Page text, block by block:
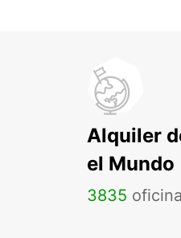
Alquiler
el Mundo
3835